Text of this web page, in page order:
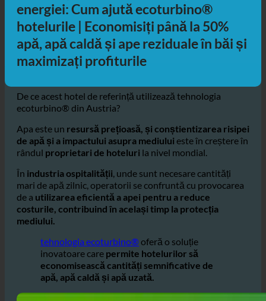
Hotelul și sustenabilitatea apei +
energiei: Cum ajută ecoturbino®
hotelurile | Economisiți până la 50%
apă, apă caldă și ape reziduale în băi și
De ce acest hotel de referință utilizează tehnologia
ecoturbino® din Austria?
Apa este unresursă prețioasă, și conștientizarea risipei
de apă și a impactului asupra mediuluieste în creștere în
rândulproprietari de hotelurila nivel mondial.
Înindustria ospitalității, unde sunt necesare cantități
mari de apă zilnic, operatorii se confruntă cu provocarea
de autilizarea eficientă a apei pentru a reduce
costurile, contribuind în același timp la protecția
mediului.
tehnologia ecoturbino® oferă o soluție
inovatoare carepermite hotelurilor să
economisească cantități semnificative de
apă, apă caldă și apă uzată.